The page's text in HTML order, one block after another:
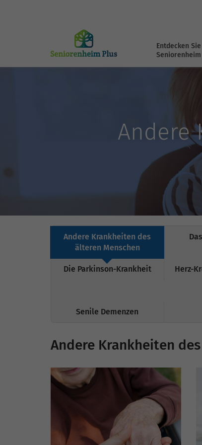
Entdecken Sie
Seniorenheim
Andere
Andere Krankheiten des
älteren Menschen
Die Parkinson-Krankheit Herz-
Senile Demenzen
Andere Krankheiten